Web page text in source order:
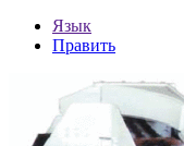
Язык
Править